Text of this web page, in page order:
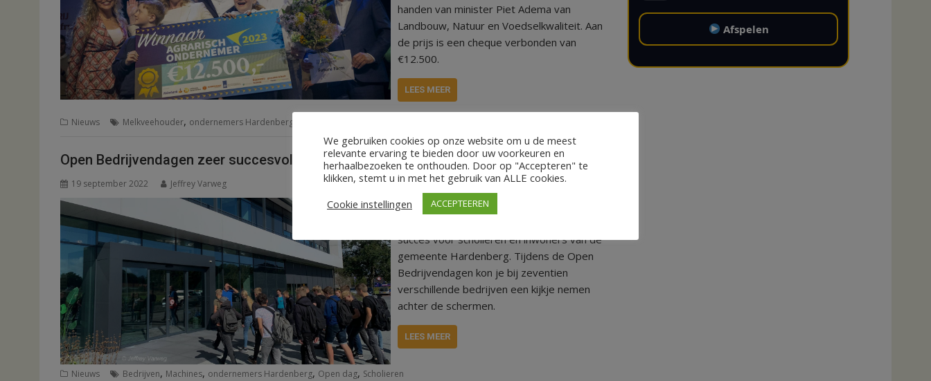
handen van minister Piet Adema van
Landbouw, Natuur en Voedselkwaliteit. Aan
de prijs is een cheque verbonden van
€12.500.
LEES MEER
Nieuws Melkveehouder, ondernemers Hardenberg
Open Bedrijvendagen zeer succesvol
19 september 2022 Jeffrey Varweg
De twee Open Bedrijvendagen, afgelopen
succes voor scholieren en inwoners van de
gemeente Hardenberg. Tijdens de Open
Bedrijvendagen kon je bij zeventien
verschillende bedrijven een kijkje nemen
achter de schermen.
LEES MEER
Nieuws Bedrijven, Machines, ondernemers Hardenberg, Open dag, Scholieren
Afspelen
We gebruiken cookies op onze website om u de meest
relevante ervaring te bieden door uw voorkeuren en
herhaalbezoeken te onthouden. Door op "Accepteren" te
klikken, stemt u in met het gebruik van ALLE cookies.
Cookie instellingen
ACCEPTEEREN